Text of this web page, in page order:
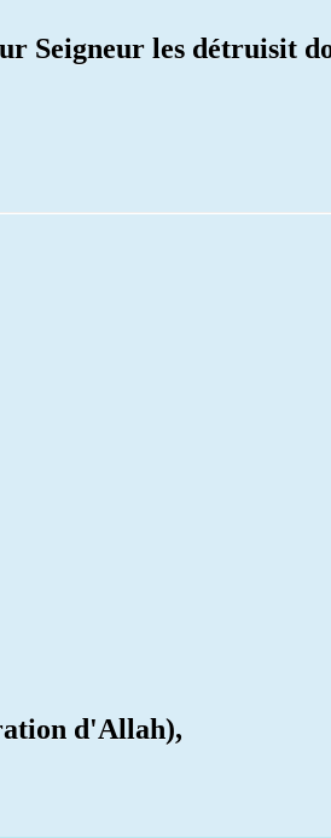
Seigneur les détruisit
d'Allah),